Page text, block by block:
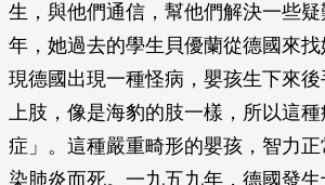
生，與他們通信，幫他們解決一些
年，她過去的學生貝優蘭從德國來
現德國出現一種怪病，嬰孩生下來
上肢，像是海豹的肢一樣，所以這
症」。這種嚴重畸形的嬰孩，智力
染肺炎而死。一九五九年，德國發